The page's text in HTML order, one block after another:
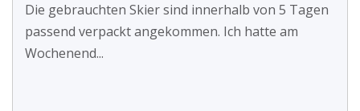
Die gebrauchten Skier sind innerhalb von 5 Tagen
passend verpackt angekommen. Ich hatte am
Wochenend...